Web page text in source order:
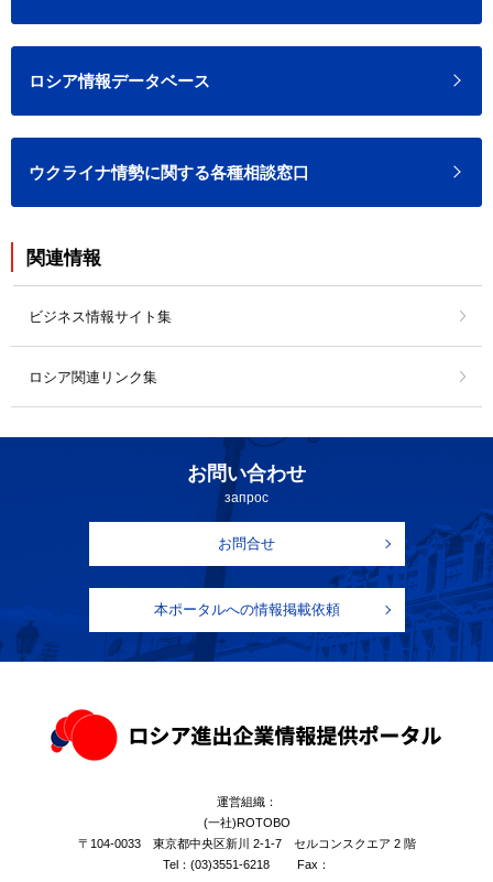
ロシア情報データベース
ウクライナ情勢に関する各種相談窓口
関連情報
ビジネス情報サイト集
ロシア関連リンク集
お問い合わせ
запрос
お問合せ
本ポータルへの情報掲載依頼
運営組織：
(一社)ROTOBO
〒104-0033 東京都中央区新川 2-1-7 セルコンスクエア 2 階
Tel： (03)3551-6218 Fax：